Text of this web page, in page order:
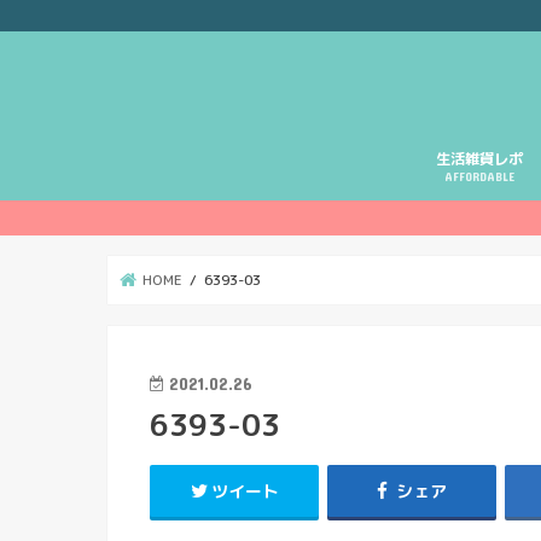
生活雑貨レポ
AFFORDABLE
HOME 6393-03
2021.02.26
6393-03
ツイート シェア